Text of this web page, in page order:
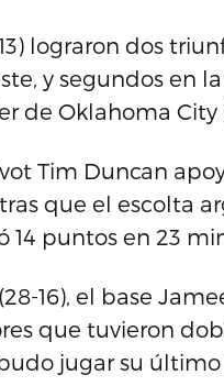
lograron dos
y segundos en
de Oklahoma
Tim Duncan
que el escolta
14 puntos en 23
16), el base
que tuvieron
jugar su